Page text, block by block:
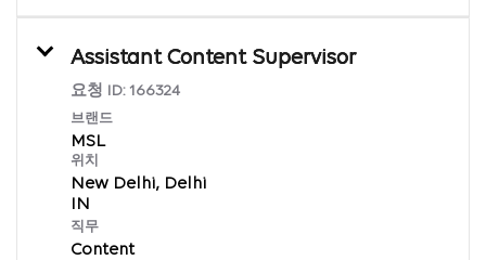
Assistant Content Supervisor
요청 ID: 166324
브랜드
MSL
위치
New Delhi, Delhi
직무
Content